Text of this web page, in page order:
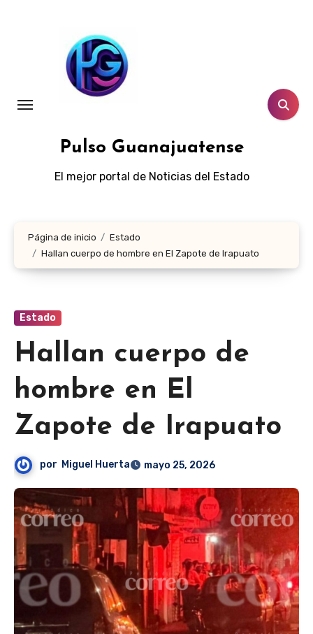
Pulso Guanajuatense
El mejor portal de Noticias del Estado
Página de inicio
Estado
Hallan cuerpo de hombre en El Zapote de Irapuato
Estado
Hallan cuerpo de
hombre en El
Zapote de Irapuato
por Miguel Huerta mayo 25, 2026